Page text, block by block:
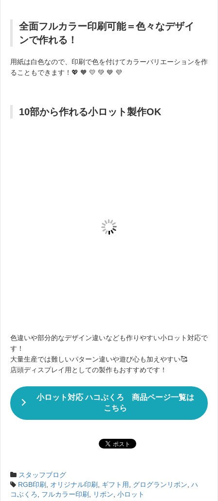
全面フルカラー印刷可能＝色々なデザイ
ンで作れる！
用紙は白色なので、印刷で色を付けてカラーバリエーションを作
ることもできます！💖 🧡 💛 💚 💙 💜
10部から作れる小ロット製作OK
こちら
RGB印刷,オリジナル印刷,ギフト用,グログランリボン,ハ
紙袋、手提げ袋の少量、小ロット
（名入れ印刷可）のご注文は、紙袋
販売netにお任せ下さい！